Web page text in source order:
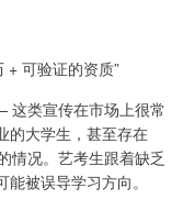
+ 可验证的资质”
这类宣传在市场上很常
的大学生，甚至存在
情况。艺考生跟着缺乏
被误导学习方向。